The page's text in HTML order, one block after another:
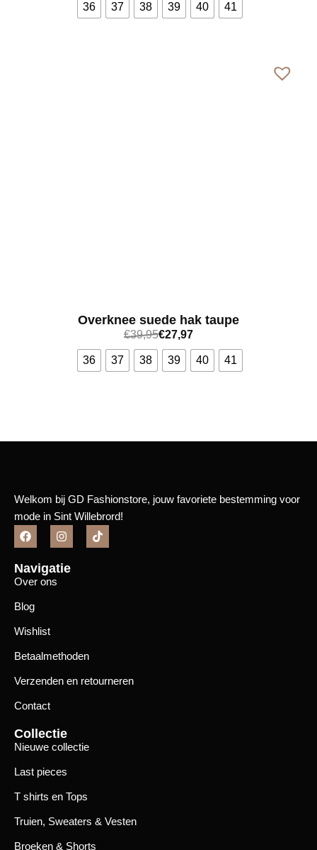
36 37 38 39 40 41
Overknee suede hak taupe
€39,95€27,97
36 37 38 39 40 41
Welkom bij GD Fashionstore, jouw favoriete bestemming voor
mode in Sint Willebrord!
Navigatie
Over ons
Blog
Wishlist
Betaalmethoden
Verzenden en retourneren
Contact
Collectie
Nieuwe collectie
Last pieces
T shirts en Tops
Truien, Sweaters & Vesten
Broeken & Shorts